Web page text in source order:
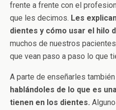
frente a frente con el
que les decimos. Les
dientes y cómo usar el hilo
muchos de nuestros
que vean paso a paso lo que
A parte de enseñarles también
hablándoles de lo que es
tienen en los dientes.